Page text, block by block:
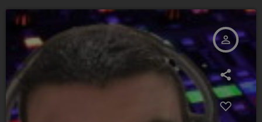
person_outline